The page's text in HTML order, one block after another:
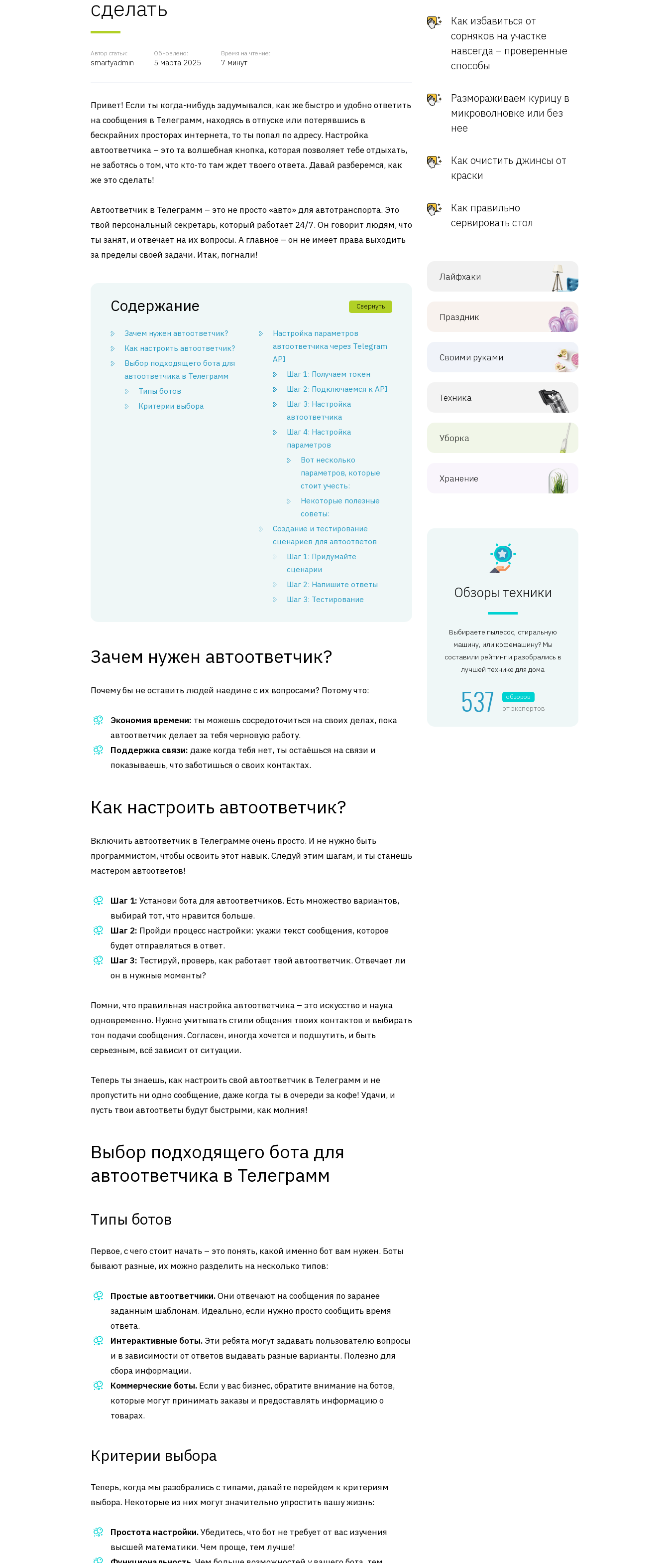
сделать
Автор статьи:
smartyadmin
Обновлено:
5 марта 2025
Время на чтение:
7 минут
Привет! Если ты когда-нибудь задумывался, как же быстро и удобно ответить
на сообщения в Телеграмм, находясь в отпуске или потерявшись в
бескрайних просторах интернета, то ты попал по адресу. Настройка
автоответчика – это та волшебная кнопка, которая позволяет тебе отдыхать,
не заботясь о том, что кто-то там ждет твоего ответа. Давай разберемся, как
же это сделать!
Автоответчик в Телеграмм – это не просто «авто» для автотранспорта. Это
твой персональный секретарь, который работает 24/7. Он говорит людям, что
ты занят, и отвечает на их вопросы. А главное – он не имеет права выходить
за пределы своей задачи. Итак, погнали!
Содержание Свернуть
Зачем нужен автоответчик?
Как настроить автоответчик?
Выбор подходящего бота для
автоответчика в Телеграмм
Типы ботов
Критерии выбора
Настройка параметров
автоответчика через Telegram
API
Шаг 1: Получаем токен
Шаг 2: Подключаемся к API
Шаг 3: Настройка
автоответчика
Шаг 4: Настройка
параметров
Вот несколько
параметров, которые
стоит учесть:
Некоторые полезные
советы:
Создание и тестирование
сценариев для автоответов
Шаг 1: Придумайте
сценарии
Шаг 2: Напишите ответы
Шаг 3: Тестирование
Зачем нужен автоответчик?
Почему бы не оставить людей наедине с их вопросами? Потому что:
Экономия времени: ты можешь сосредоточиться на своих делах, пока
автоответчик делает за тебя черновую работу.
Поддержка связи: даже когда тебя нет, ты остаёшься на связи и
показываешь, что заботишься о своих контактах.
Как настроить автоответчик?
Включить автоответчик в Телеграмме очень просто. И не нужно быть
программистом, чтобы освоить этот навык. Следуй этим шагам, и ты станешь
мастером автоответов!
Шаг 1: Установи бота для автоответчиков. Есть множество вариантов,
выбирай тот, что нравится больше.
Шаг 2: Пройди процесс настройки: укажи текст сообщения, которое
будет отправляться в ответ.
Шаг 3: Тестируй, проверь, как работает твой автоответчик. Отвечает ли
он в нужные моменты?
Помни, что правильная настройка автоответчика – это искусство и наука
одновременно. Нужно учитывать стили общения твоих контактов и выбирать
тон подачи сообщения. Согласен, иногда хочется и подшутить, и быть
серьезным, всё зависит от ситуации.
Теперь ты знаешь, как настроить свой автоответчик в Телеграмм и не
пропустить ни одно сообщение, даже когда ты в очереди за кофе! Удачи, и
пусть твои автоответы будут быстрыми, как молния!
Выбор подходящего бота для
автоответчика в Телеграмм
Типы ботов
Первое, с чего стоит начать – это понять, какой именно бот вам нужен. Боты
бывают разные, их можно разделить на несколько типов:
Простые автоответчики.Они отвечают на сообщения по заранее
заданным шаблонам. Идеально, если нужно просто сообщить время
ответа.
Интерактивные боты. Эти ребята могут задавать пользователю вопросы
и в зависимости от ответов выдавать разные варианты. Полезно для
сбора информации.
Коммерческие боты. Если у вас бизнес, обратите внимание на ботов,
которые могут принимать заказы и предоставлять информацию о
товарах.
Критерии выбора
Теперь, когда мы разобрались с типами, давайте перейдем к критериям
выбора. Некоторые из них могут значительно упростить вашу жизнь:
Простота настройки.Убедитесь, что бот не требует от вас изучения
высшей математики. Чем проще, тем лучше!
Как избавиться от
сорняков на участке
навсегда – проверенные
способы
Размораживаем курицу в
микроволновке или без
нее
Как очистить джинсы от
краски
Как правильно
сервировать стол
Лайфхаки
Праздник
Своими руками
Техника
Уборка
Хранение
Обзоры техники
Выбираете пылесос, стиральную
машину, или кофемашину? Мы
составили рейтинг и разобрались в
лучшей технике для дома
537 обзоров
от экспертов